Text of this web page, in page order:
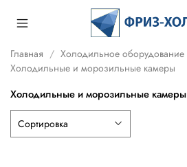
Главная
Холодильное оборудование
Холодильные и морозильные камеры
Холодильные и морозильные камеры